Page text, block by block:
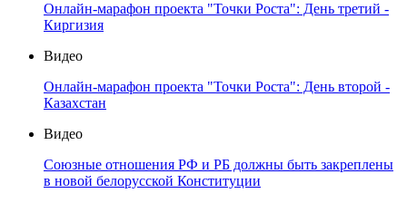
Онлайн-марафон проекта "Точки Роста": День третий -
Киргизия
Видео
Онлайн-марафон проекта "Точки Роста": День второй -
Казахстан
Видео
Союзные отношения РФ и РБ должны быть закреплены
в новой белорусской Конституции